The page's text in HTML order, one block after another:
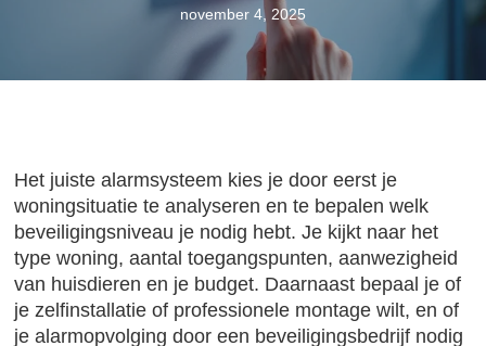
november 4, 2025
Het juiste alarmsysteem kies je door eerst je
woningsituatie te analyseren en te bepalen welk
beveiligingsniveau je nodig hebt. Je kijkt naar het
type woning, aantal toegangspunten, aanwezigheid
van huisdieren en je budget. Daarnaast bepaal je of
je zelfinstallatie of professionele montage wilt, en of
je alarmopvolging door een beveiligingsbedrijf nodig